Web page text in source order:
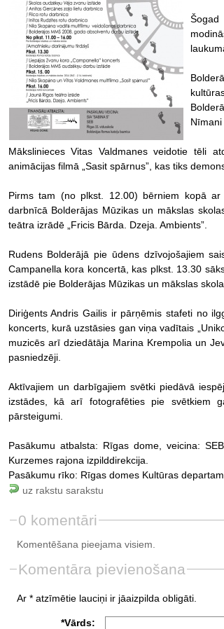
Nīmani
Mākslinieces Vitas Valdmanes veidotie tēli
animācijas filmā „Sasit spārnus”, kas tiks
Pirms tam (no plkst. 12.00) bērniem kopā
darbnīcā Bolderājas Mūzikas un mākslas
teātra izrādē „Fricis Bārda. Dzeja. Ambients”.
Rudens Bolderājā pie ūdens dzīvojošajiem
Campanella kora koncertā, kas plkst. 13.30
izstādē pie Bolderājas Mūzikas un mākslas
Diriģents Andris Gailis ir pārņēmis stafeti no
koncerts, kurā uzstāsies gan viņa vadītais
muzicēs arī dziedātāja Marina Krempolia un
pasniedzēji.
Aktīvajiem un darbīgajiem svētki piedāvā
izstādes, kā arī fotografēties pie svētkiem
pārsteigumi.
Pasākumu atbalsta: Rīgas dome, veicina:
Kurzemes rajona izpilddirekcija.
Pasākumu rīko: Rīgas domes Kultūras
uz rakstu sarakstu
0 komentāri
Komentēšana pieejama visiem.
Komentāra pievienošana
Ar * atzīmētie lauciņi ir jāaizpilda obligāti.
*Vārds: